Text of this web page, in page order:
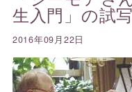
生入門」の試
2016年09月22日